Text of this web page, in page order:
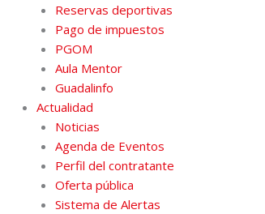
Reservas deportivas
Pago de impuestos
PGOM
Aula Mentor
Guadalinfo
Actualidad
Noticias
Agenda de Eventos
Perfil del contratante
Oferta pública
Sistema de Alertas